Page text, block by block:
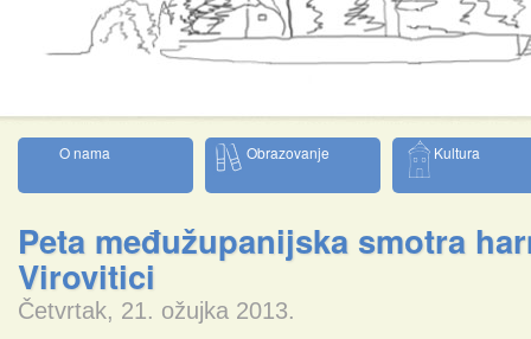
O nama Obrazovanje Kultura
Peta međužupanijska smotra
Virovitici
Četvrtak, 21. ožujka 2013.